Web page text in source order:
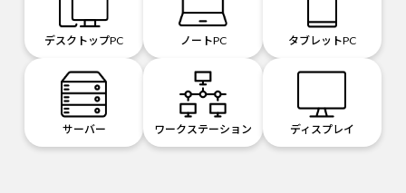
デスクトップPC ノートPC タブレットPC
サーバー ワークステーション ディスプレイ